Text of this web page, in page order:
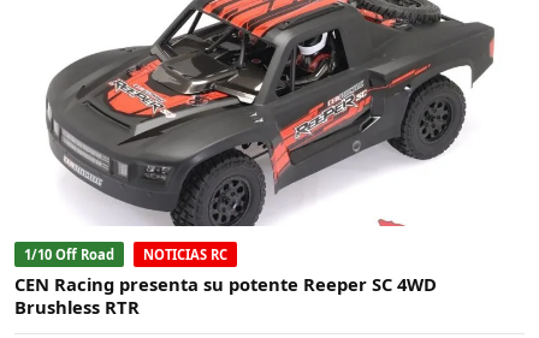
1/10 Off Road NOTICIAS RC
CEN Racing presenta su potente Reeper SC 4WD
Brushless RTR